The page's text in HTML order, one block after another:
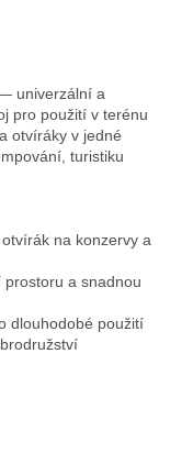
univerzální a
pro použití v terénu
otvíráky v jedné
turistiku
na konzervy a
a snadnou
dlouhodobé použití